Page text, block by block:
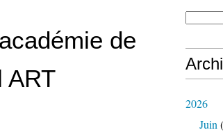
de
ART
2026
Juin